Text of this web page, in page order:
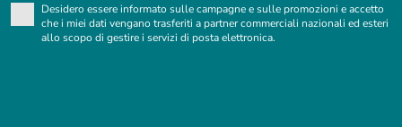
Desidero essere informato sulle campagne e sulle promozioni e accetto
che i miei dati vengano trasferiti a partner commerciali nazionali ed esteri
allo scopo di gestire i servizi di posta elettronica.